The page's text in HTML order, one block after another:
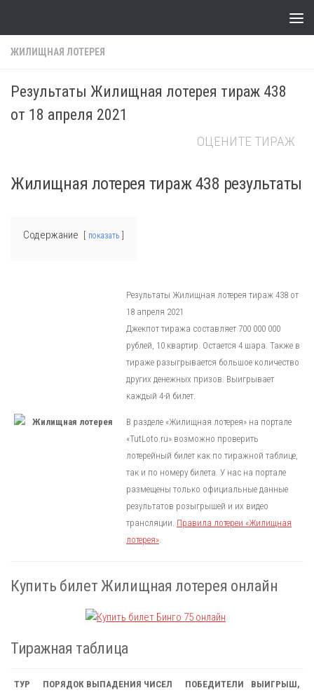
ЖИЛИЩНАЯ ЛОТЕРЕЯ
Результаты Жилищная лотерея тираж 438
от 18 апреля 2021
ОЦЕНИТЕ ТИРАЖ
Жилищная лотерея тираж 438 результаты
Содержание показать
Результаты Жилищная лотерея тираж 438 от
18 апреля 2021
Джекпот тиража составляет 700 000 000
рублей, 10 квартир. Остается 4 шара. Также в
тираже разыгрывается большое количество
других денежных призов. Выигрывает
каждый 4-й билет.
В разделе «Жилищная лотерея» на портале
«TutLoto.ru» возможно проверить
лотерейный билет как по тиражной таблице,
так и по номеру билета. У нас на портале
размещены только официальные данные
результатов розыгрышей и их видео
трансляции. Правила лотереи «Жилищная
лотерея».
Купить билет Жилищная лотерея онлайн
Тиражная таблица
ТУР ПОРЯДОК ВЫПАДЕНИЯ ЧИСЕЛ ПОБЕДИТЕЛИ
ВЫИГРЫШ,